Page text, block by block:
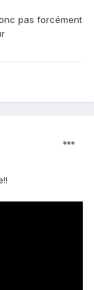
pas forcément